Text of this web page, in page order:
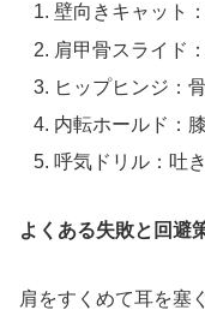
壁向きキャット
肩甲骨スライド
ヒップヒンジ：
内転ホールド：
呼気ドリル：吐
よくある失敗と回避
肩をすくめて耳を塞